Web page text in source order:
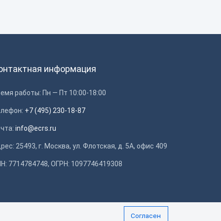
информация
работы: Пн — Пт 10:00-18:00
+7 (495) 230-18-87
info@ecrs.ru
25493, г. Москва, ул. Флотская, д. 5А, офис 409
7714784748, ОГРН: 1097746419308
Согласен